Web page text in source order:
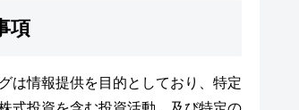
項
は情報提供を目的としており、特定